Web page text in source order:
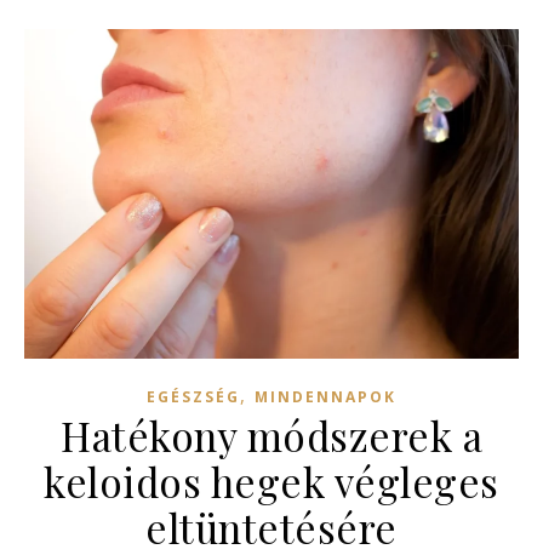
EGÉSZSÉG , MINDENNAPOK
Hatékony módszerek a
keloidos hegek végleges
eltüntetésére